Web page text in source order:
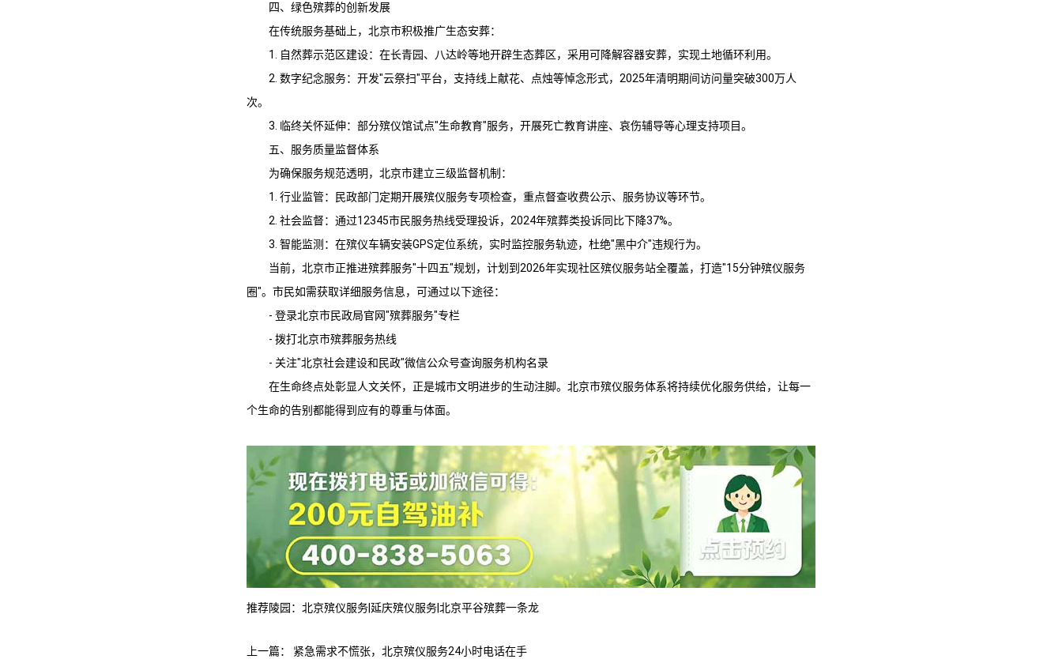
四、绿色殡葬的创新发展
在传统服务基础上，北京市积极推广生态安葬：
1. 自然葬示范区建设：在长青园、八达岭等地开辟生态葬区，采用可降解容器安葬，实现土地循环利用。
2. 数字纪念服务：开发"云祭扫"平台，支持线上献花、点烛等悼念形式，2025年清明期间访问量突破300万人
次。
3. 临终关怀延伸：部分殡仪馆试点"生命教育"服务，开展死亡教育讲座、哀伤辅导等心理支持项目。
五、服务质量监督体系
为确保服务规范透明，北京市建立三级监督机制：
1. 行业监管：民政部门定期开展殡仪服务专项检查，重点督查收费公示、服务协议等环节。
2. 社会监督：通过12345市民服务热线受理投诉，2024年殡葬类投诉同比下降37%。
3. 智能监测：在殡仪车辆安装GPS定位系统，实时监控服务轨迹，杜绝"黑中介"违规行为。
当前，北京市正推进殡葬服务"十四五"规划，计划到2026年实现社区殡仪服务站全覆盖，打造"15分钟殡仪服务
圈"。市民如需获取详细服务信息，可通过以下途径：
- 登录北京市民政局官网"殡葬服务"专栏
- 拨打北京市殡葬服务热线
- 关注"北京社会建设和民政"微信公众号查询服务机构名录
在生命终点处彰显人文关怀，正是城市文明进步的生动注脚。 北京市殡仪服务体系将持续优化服务供给，让每一
个生命的告别都能得到应有的尊重与体面。
推荐陵园： 北京殡仪服务延庆殡仪服务北京平谷殡葬一条龙
上一篇： 紧急需求不慌张，北京殡仪服务24小时电话在手